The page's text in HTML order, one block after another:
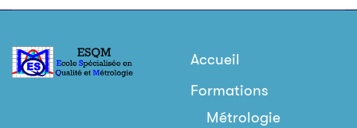
Accueil
Formations
Métrologie